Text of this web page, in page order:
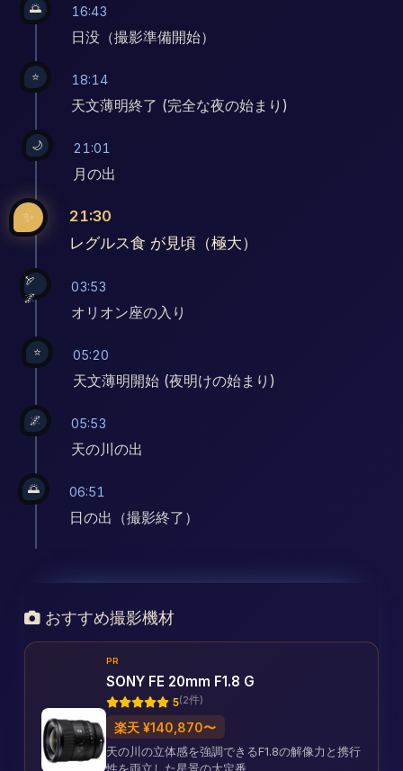
🌅 16:43
日没（撮影準備開始）
⭐ 18:14
天文薄明終了 (完全な夜の始まり)
🌙 21:01
月の出
✨ 21:30
レグルス食 が見頃（極大）
🏹
🌌
03:53
オリオン座の入り
⭐ 05:20
天文薄明開始 (夜明けの始まり)
🌌 05:53
天の川の出
🌅 06:51
日の出（撮影終了）
おすすめ撮影機材
PR
SONY FE 20mm F1.8 G
5(2件)
楽天 ¥140,870〜
天の川の立体感を強調できるF1.8の解像力と携行